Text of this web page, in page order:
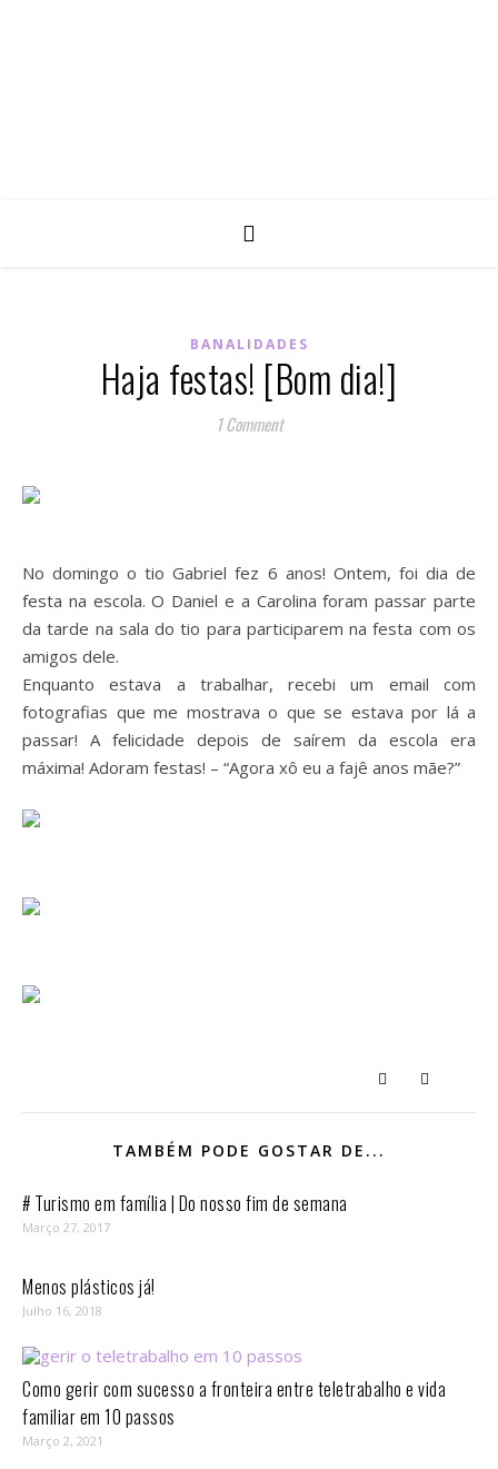
BANALIDADES
Haja festas! [Bom dia!]
1 Comment
No domingo o tio Gabriel fez 6 anos! Ontem, foi dia de
festa na escola. O Daniel e a Carolina foram passar parte
da tarde na sala do tio para participarem na festa com os
amigos dele.
Enquanto estava a trabalhar, recebi um email com
fotografias que me mostrava o que se estava por lá a
passar! A felicidade depois de saírem da escola era
máxima! Adoram festas! – “Agora xô eu a fajê anos mãe?”
TAMBÉM PODE GOSTAR DE...
# Turismo em família | Do nosso fim de semana
Março 27, 2017
Menos plásticos já!
Julho 16, 2018
Como gerir com sucesso a fronteira entre teletrabalho e vida
familiar em 10 passos⁣
Março 2, 2021